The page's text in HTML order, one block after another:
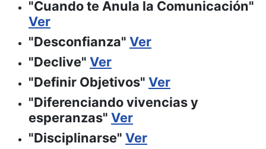
"Cuando te Anula la Comunicación"
Ver
"Desconfianza" Ver
"Declive" Ver
"Definir Objetivos" Ver
"Diferenciando vivencias y
esperanzas" Ver
"Disciplinarse" Ver